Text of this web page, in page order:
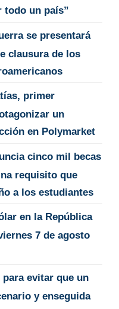
todo un país”
se presentará
clausura de los
primer
un
en Polymarket
cinco mil becas
requisito que
a los estudiantes
en la República
7 de agosto
evitar que un
y enseguida